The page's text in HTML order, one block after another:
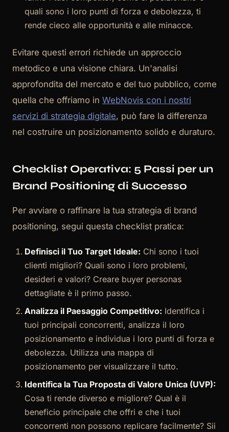
quali sono i loro punti di forza e debolezza, ti
rende cieco alle opportunità e alle minacce.
Evitare questi errori richiede un approccio
metodico e una visione chiara. Un'analisi
approfondita del mercato e del tuo pubblico, come
quella che offriamo in WebNovis con i nostri
servizi di strategia digitale, può fare la differenza
nel costruire un posizionamento solido e duraturo.
Checklist Operativa: 5 Passi per un
Brand Positioning di Successo
Per avviare o raffinare la tua strategia di brand
positioning, segui questa checklist pratica:
Definisci il Tuo Target Ideale: Chi sono i tuoi
clienti migliori? Quali sono i loro problemi,
desideri e valori? Creare buyer personas
dettagliate è il primo passo.
Analizza il Paesaggio Competitivo: Identifica i
tuoi principali concorrenti, analizza il loro
posizionamento e individua i loro punti di forza e
debolezza. Utilizza una mappa di
posizionamento per visualizzare il tutto.
Identifica la Tua Proposta di Valore Unica (UVP):
Cosa ti rende diverso e migliore? Qual è il
beneficio principale che offri e che i tuoi
concorrenti non possono replicare facilmente? Sii